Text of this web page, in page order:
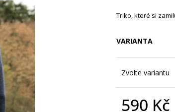
5
Triko, které si
VARIANTA
Zvolte variantu
590 Kč
Doporučujeme